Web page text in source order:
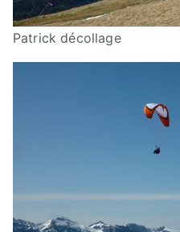
Patrick décollage